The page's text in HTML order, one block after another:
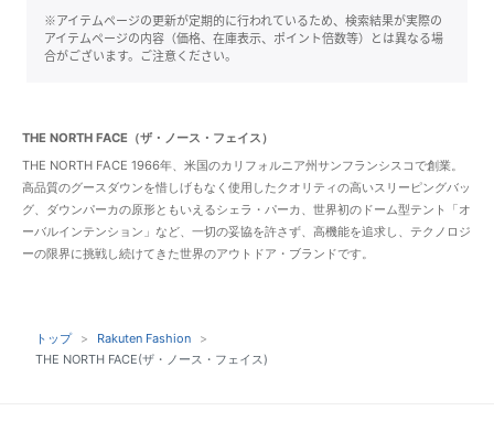
※アイテムページの更新が定期的に行われているため、検索結果が実際の
アイテムページの内容（価格、在庫表示、ポイント倍数等）とは異なる場
合がございます。ご注意ください。
THE NORTH FACE（ザ・ノース・フェイス）
THE NORTH FACE 1966年、米国のカリフォルニア州サンフランシスコで創業。
高品質のグースダウンを惜しげもなく使用したクオリティの高いスリーピングバッ
グ、ダウンパーカの原形ともいえるシェラ・パーカ、世界初のドーム型テント「オ
ーバルインテンション」など、一切の妥協を許さず、高機能を追求し、テクノロジ
ーの限界に挑戦し続けてきた世界のアウトドア・ブランドです。
トップ
Rakuten Fashion
THE NORTH FACE(ザ・ノース・フェイス)